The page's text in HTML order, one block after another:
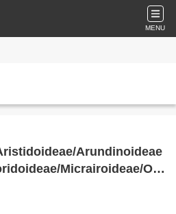
MENU
Arundinoideae
Micrairoideae/Ory
Guyane